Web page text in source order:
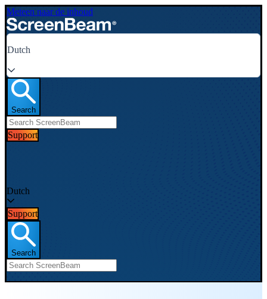
Meteen naar de inhoud
Dutch
Search
Support
Dutch
Support
Search